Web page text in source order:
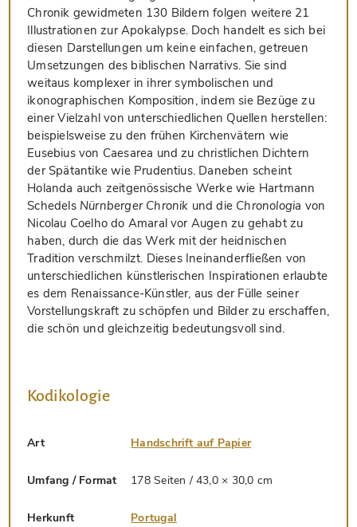
Chronik gewidmeten 130 Bildern folgen weitere 21
Illustrationen zur Apokalypse. Doch handelt es sich bei
diesen Darstellungen um keine einfachen, getreuen
Umsetzungen des biblischen Narrativs. Sie sind
weitaus komplexer in ihrer symbolischen und
ikonographischen Komposition, indem sie Bezüge zu
einer Vielzahl von unterschiedlichen Quellen herstellen:
beispielsweise zu den frühen Kirchenvätern wie
Eusebius von Caesarea und zu christlichen Dichtern
der Spätantike wie Prudentius. Daneben scheint
Holanda auch zeitgenössische Werke wie Hartmann
Schedels Nürnberger Chronik und die Chronologia von
Nicolau Coelho do Amaral vor Augen zu gehabt zu
haben, durch die das Werk mit der heidnischen
Tradition verschmilzt. Dieses Ineinanderfließen von
unterschiedlichen künstlerischen Inspirationen erlaubte
es dem Renaissance-Künstler, aus der Fülle seiner
Vorstellungskraft zu schöpfen und Bilder zu erschaffen,
die schön und gleichzeitig bedeutungsvoll sind.
Kodikologie
Art Handschrift auf Papier
Umfang / Format 178 Seiten / 43,0 × 30,0 cm
Herkunft Portugal